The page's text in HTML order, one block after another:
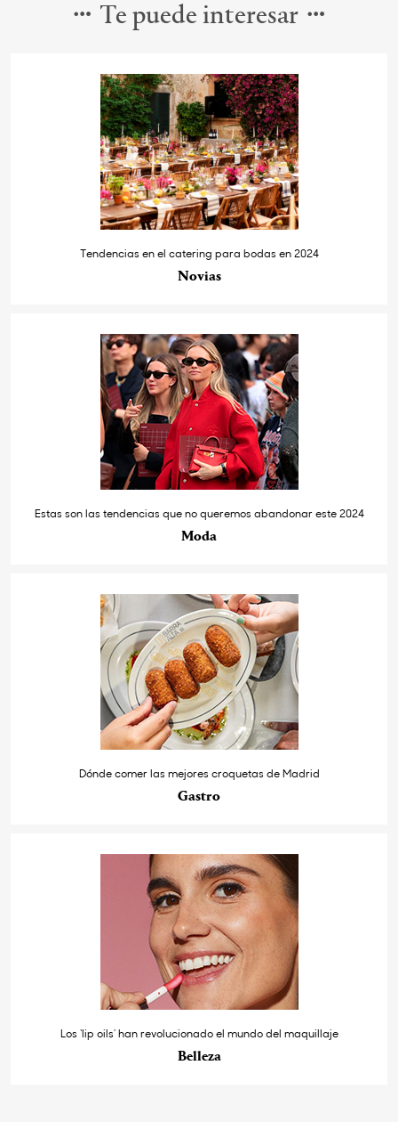
Te puede interesar
Tendencias en el catering para bodas en 2024
Novias
Estas son las tendencias que no queremos abandonar este 2024
Moda
Dónde comer las mejores croquetas de Madrid
Gastro
Los ‘lip oils’ han revolucionado el mundo del maquillaje
Belleza